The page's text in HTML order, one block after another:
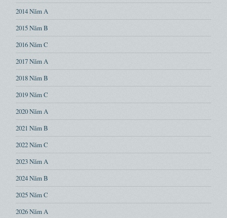
2014 Năm A
2015 Năm B
2016 Năm C
2017 Năm A
2018 Năm B
2019 Năm C
2020 Năm A
2021 Năm B
2022 Năm C
2023 Năm A
2024 Năm B
2025 Năm C
2026 Năm A